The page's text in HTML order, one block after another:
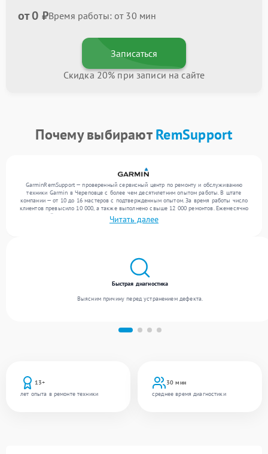
от 0 ₽Время работы: от 30 мин
Записаться
Скидка 20% при записи на сайте
Почему выбираютRemSupport
GarminRemSupport — проверенный сервисный центр по ремонту и обслуживанию
техники Garmin в Череповце с более чем десятилетним опытом работы. В штате
компании — от 10 до 16 мастеров с подтвержденным опытом. За время работы число
клиентов превысило 10 000, а также выполнено свыше 12 000 ремонтов. Ежемесячно
в сервисный центр поступает свыше 300 единиц техники, включая , , . Мы беремся за
задачи любой сложности и предлагаем стабильный уровень сервиса благодаря
Читать далее
13+
лет опыта в ремонте техники
30 мин
среднее время диагностики
Быстрая диагностика
Выясним причину перед устранением дефекта.